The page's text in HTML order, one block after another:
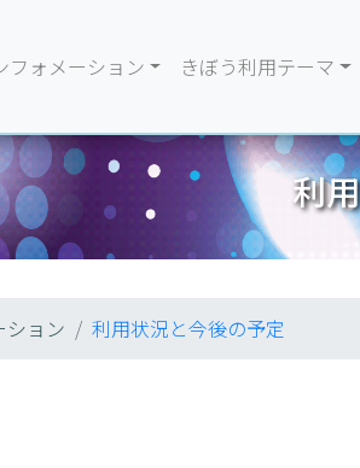
フォメーション きぼう利用テーマ
利
ション 利用状況と今後の予定